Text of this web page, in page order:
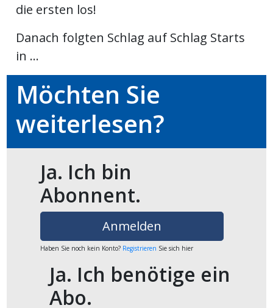
die ersten los!
Danach folgten Schlag auf Schlag Starts
in ...
Möchten Sie
weiterlesen?
Ja. Ich bin
Abonnent.
Anmelden
Haben Sie noch kein Konto? Registrieren Sie sich hier
Ja. Ich benötige ein
Abo.